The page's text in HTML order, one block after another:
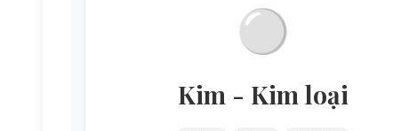
⚪
Kim - Kim loại